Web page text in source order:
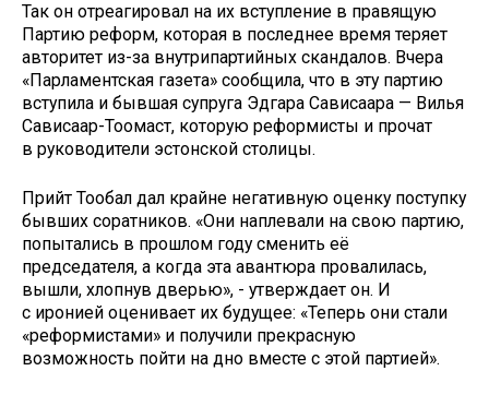
Так он отреагировал на их вступление в правящую
Партию реформ, которая в последнее время теряет
авторитет из-за внутрипартийных скандалов. Вчера
«Парламентская газета» сообщила, что в эту партию
вступила и бывшая супруга Эдгара Сависаара — Вилья
Сависаар-Тоомаст, которую реформисты и прочат
в руководители эстонской столицы.
Прийт Тообал дал крайне негативную оценку поступку
бывших соратников. «Они наплевали на свою партию,
попытались в прошлом году сменить её
председателя, а когда эта авантюра провалилась,
вышли, хлопнув дверью», - утверждает он. И
с иронией оценивает их будущее: «Теперь они стали
«реформистами» и получили прекрасную
возможность пойти на дно вместе с этой партией».